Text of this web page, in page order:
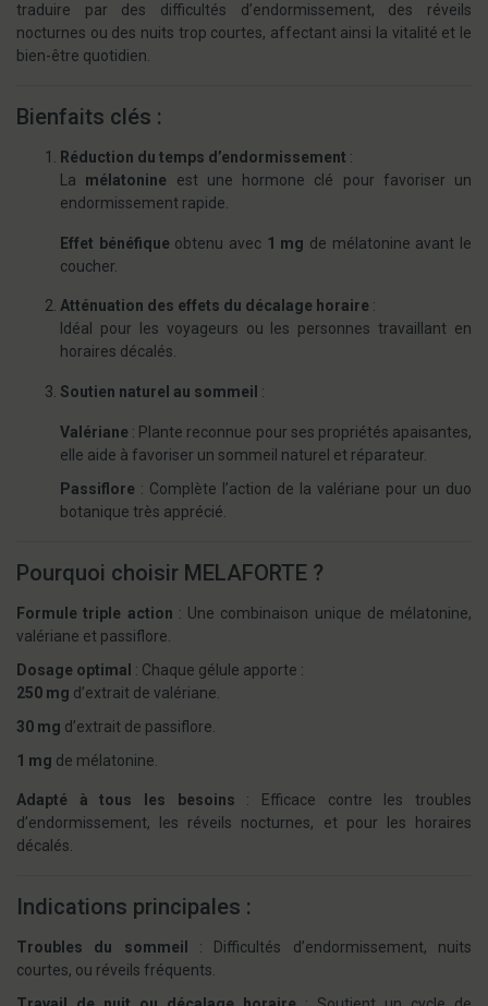
traduire par des difficultés d’endormissement, des réveils
nocturnes ou des nuits trop courtes, affectant ainsi la vitalité et le
bien-être quotidien.
Bienfaits clés :
Réduction du temps d’endormissement :
La mélatonine est une hormone clé pour favoriser un
endormissement rapide.
Effet bénéfiqueobtenu avec 1 mg de mélatonine avant le
coucher.
Atténuation des effets du décalage horaire :
Idéal pour les voyageurs ou les personnes travaillant en
horaires décalés.
Soutien naturel au sommeil :
Valériane : Plante reconnue pour ses propriétés apaisantes,
elle aide à favoriser un sommeil naturel et réparateur.
Passiflore : Complète l’action de la valériane pour un duo
botanique très apprécié.
Pourquoi choisir MELAFORTE ?
Formule triple action : Une combinaison unique de mélatonine,
valériane et passiflore.
Dosage optimal : Chaque gélule apporte :
250 mg d’extrait de valériane.
30 mg d’extrait de passiflore.
1 mg de mélatonine.
Adapté à tous les besoins : Efficace contre les troubles
d’endormissement, les réveils nocturnes, et pour les horaires
décalés.
Indications principales :
Troubles du sommeil
: Difficultés d’endormissement, nuits
courtes, ou réveils fréquents.